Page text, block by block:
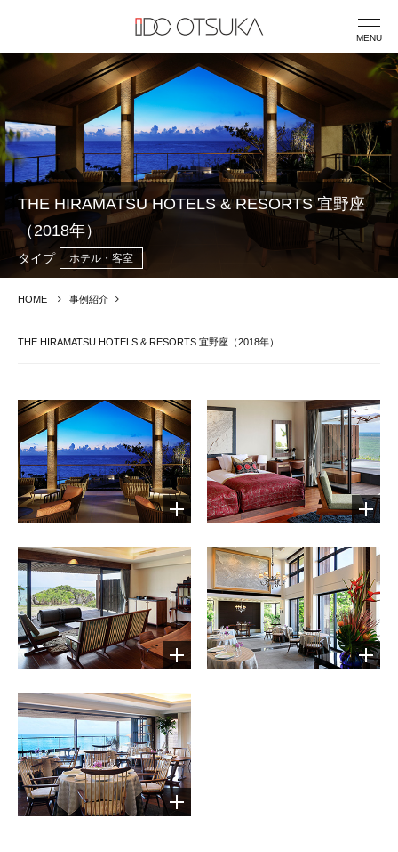
MENU
THE HIRAMATSU HOTELS & RESORTS 宜野座
（2018年）
タイプ ホテル・客室
HOME 事例紹介
THE HIRAMATSU HOTELS & RESORTS 宜野座（2018年）